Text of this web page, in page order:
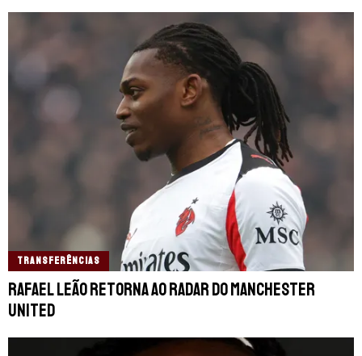
TRANSFERÊNCIAS
Rafael Leão retorna ao radar do Manchester
United